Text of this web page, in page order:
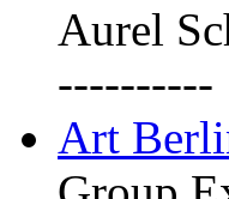
Aurel
----------
Art